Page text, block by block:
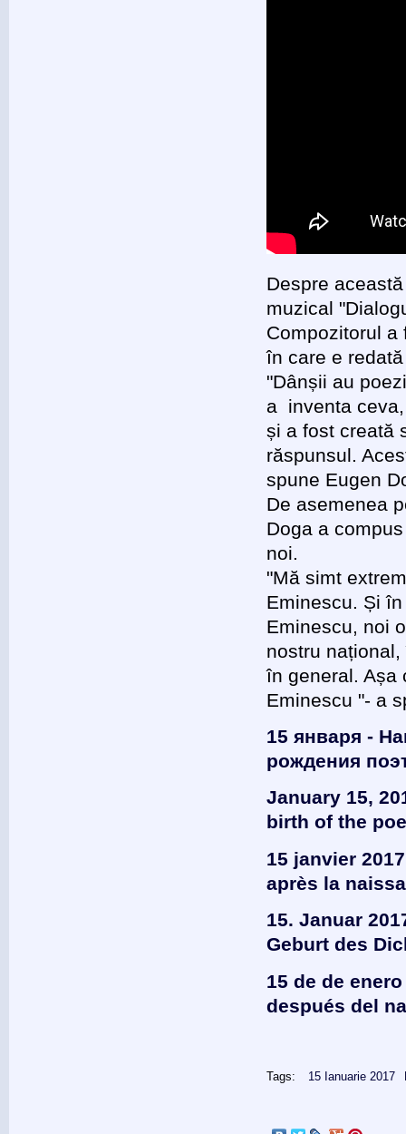
Despre
muzical
Compozitorul
în care e
"Dânșii au
a inventa
și a fost creată
răspunsul.
spune Eugen
De asemenea
Doga a
noi.
"Mă simt
Eminescu. Și
Eminescu, noi
nostru
în general. Așa
Eminescu "- a
15 января -
рождения
January 15,
birth of the
15 janvier
après la
15. Januar
Geburt des
15 de de
después del
Tags: 15 Ianuarie 2017